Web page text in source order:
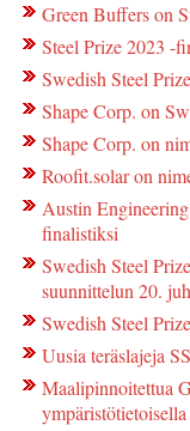
Green Buffers on
Steel Prize 2023 -
Swedish Steel
Shape Corp. on
Shape Corp. on
Roofit.solar on
Austin
finalistiksi
Swedish Steel
suunnittelun 20.
Swedish Steel
Uusia teräslajeja
Maalipinnoitettua